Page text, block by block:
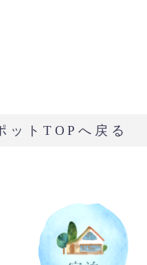
ットTOPへ戻る